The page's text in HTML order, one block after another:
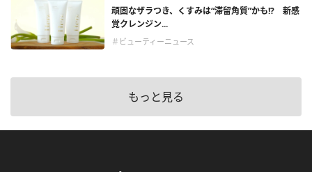
頑固なザラつき、くすみは“滞留角質”かも!? 新感
覚クレンジン...
＃ビューティーニュース
もっと見る